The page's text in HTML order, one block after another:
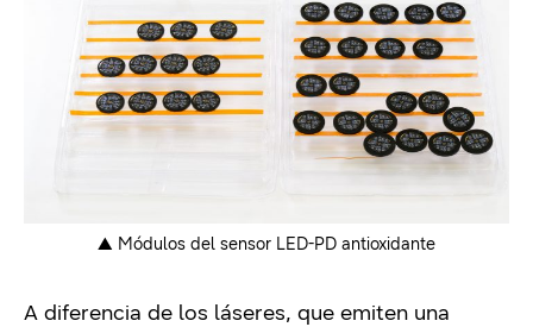
▲ Módulos del sensor LED-PD antioxidante
A diferencia de los láseres, que emiten una